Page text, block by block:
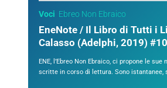
Voci Ebreo Non Ebraico
EneNote / Il Libro di Tutti i
Calasso (Adelphi, 2019) #10
ENE, l’Ebreo Non Ebraico, ci propone le sue
scritte in corso di lettura. Sono istantanee,